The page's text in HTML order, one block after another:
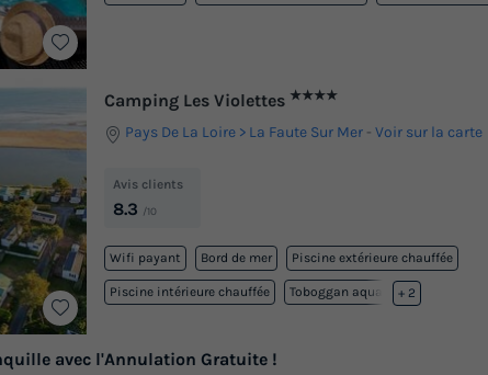
Camping Les Violettes ★★★★
Pays De La Loire La Faute Sur Mer -Voir sur la carte
Avis clients
8.3 /10
Wifi payant Bord de mer Piscine extérieure chauffée
Piscine intérieure chauffée Toboggan aquatique
+ 2
avec l'Annulation Gratuite !